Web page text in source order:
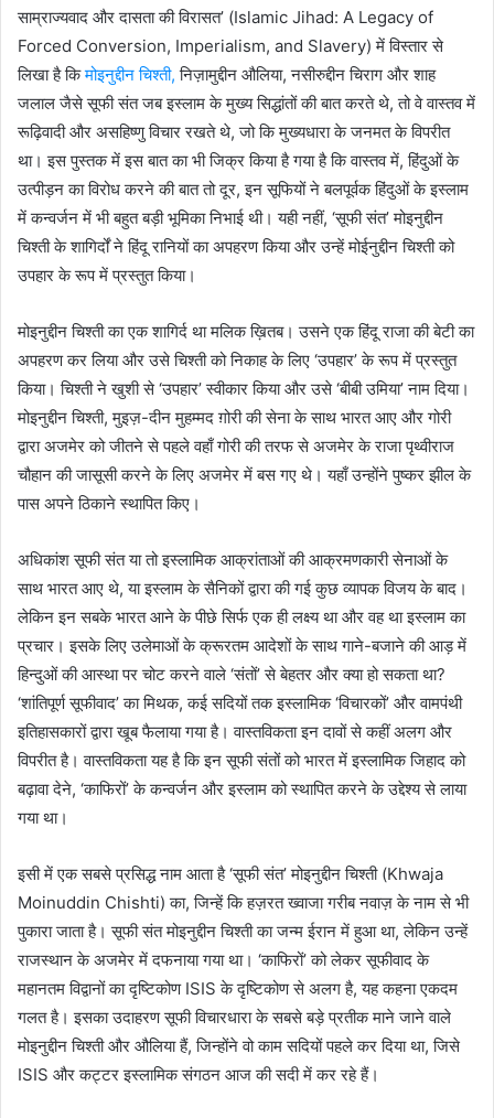
साम्राज्यवाद और दासता की विरासत’ (Islamic Jihad: A Legacy of
Forced Conversion, Imperialism, and Slavery) में विस्तार से
लिखा है किमोइनुद्दीन चिश्ती,निज़ामुद्दीन औलिया, नसीरुद्दीन चिराग और शाह
जलाल जैसे सूफी संत जब इस्लाम के मुख्य सिद्धांतों की बात करते थे, तो वे वास्तव में
रूढ़िवादी और असहिष्णु विचार रखते थे, जो कि मुख्यधारा के जनमत के विपरीत
था। इस पुस्तक में इस बात का भी जिक्र किया है गया है कि वास्तव में, हिंदुओं के
उत्पीड़न का विरोध करने की बात तो दूर, इन सूफियों ने बलपूर्वक हिंदुओं के इस्लाम
में कन्वर्जन में भी बहुत बड़ी भूमिका निभाई थी। यही नहीं, ‘सूफी संत’ मोइनुद्दीन
चिश्ती के शागिर्दों ने हिंदू रानियों का अपहरण किया और उन्हें मोईनुद्दीन चिश्ती को
उपहार के रूप में प्रस्तुत किया।
मोइनुद्दीन चिश्ती का एक शागिर्द था मलिक ख़ितब। उसने एक हिंदू राजा की बेटी का
अपहरण कर लिया और उसे चिश्ती को निकाह के लिए ‘उपहार’ के रूप में प्रस्तुत
किया। चिश्ती ने खुशी से ‘उपहार’ स्वीकार किया और उसे ‘बीबी उमिया’ नाम दिया।
मोइनुद्दीन चिश्ती, मुइज़-दीन मुहम्मद ग़ोरी की सेना के साथ भारत आए और गोरी
द्वारा अजमेर को जीतने से पहले वहाँ गोरी की तरफ से अजमेर के राजा पृथ्वीराज
चौहान की जासूसी करने के लिए अजमेर में बस गए थे। यहाँ उन्होंने पुष्कर झील के
पास अपने ठिकाने स्थापित किए।
अधिकांश सूफी संत या तो इस्लामिक आक्रांताओं की आक्रमणकारी सेनाओं के
साथ भारत आए थे, या इस्लाम के सैनिकों द्वारा की गई कुछ व्यापक विजय के बाद।
लेकिन इन सबके भारत आने के पीछे सिर्फ एक ही लक्ष्य था और वह था इस्लाम का
प्रचार। इसके लिए उलेमाओं के क्रूरतम आदेशों के साथ गाने-बजाने की आड़ में
हिन्दुओं की आस्था पर चोट करने वाले ‘संतों’ से बेहतर और क्या हो सकता था?
‘शांतिपूर्ण सूफीवाद’ का मिथक, कई सदियों तक इस्लामिक ‘विचारकों’ और वामपंथी
इतिहासकारों द्वारा खूब फैलाया गया है। वास्तविकता इन दावों से कहीं अलग और
विपरीत है। वास्तविकता यह है कि इन सूफी संतों को भारत में इस्लामिक जिहाद को
बढ़ावा देने, ‘काफिरों’ के कन्वर्जन और इस्लाम को स्थापित करने के उद्देश्य से लाया
गया था।
इसी में एक सबसे प्रसिद्ध नाम आता है ‘सूफी संत’ मोइनुद्दीन चिश्ती (Khwaja
Moinuddin Chishti) का, जिन्हें कि हज़रत ख्वाजा गरीब नवाज़ के नाम से भी
पुकारा जाता है। सूफी संत मोइनुद्दीन चिश्ती का जन्म ईरान में हुआ था, लेकिन उन्हें
राजस्थान के अजमेर में दफनाया गया था। ‘काफिरों’ को लेकर सूफीवाद के
महानतम विद्वानों का दृष्टिकोण ISIS के दृष्टिकोण से अलग है, यह कहना एकदम
गलत है। इसका उदाहरण सूफी विचारधारा के सबसे बड़े प्रतीक माने जाने वाले
मोइनुद्दीन चिश्ती और औलिया हैं, जिन्होंने वो काम सदियों पहले कर दिया था, जिसे
ISIS और कट्टर इस्लामिक संगठन आज की सदी में कर रहे हैं।